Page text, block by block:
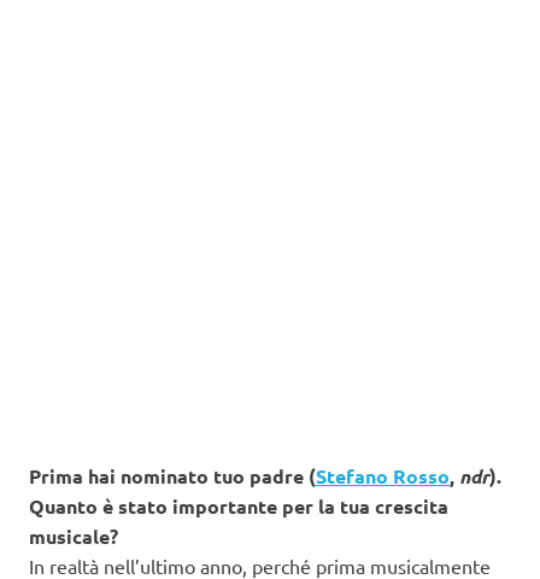
Prima hai nominato tuo padre (Stefano Rosso, ndr).
Quanto è stato importante per la tua crescita
musicale?
In realtà nell’ultimo anno, perché prima musicalmente